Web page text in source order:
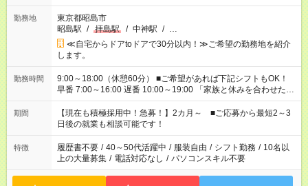
勤務地
東京都昭島市
昭島駅 / 拝島駅 / 中神駅 / …
≪自宅からドアtoドアで30分以内！≫ご希望の勤務地を紹介
します。
勤務時間
9:00～18:00（休憩60分） ■ご希望があれば下記シフトもOK！
早番 7:00～16:00 遅番 10:00～19:00 「家族と休みを合わせた
い」 「余裕を持って夕飯の準備がしたい」 「できれば残業はし
たくない」 など、ご希望を教えてくださいね。 ※Wワーク希望
の方へ 今ご覧のお仕事で希望する勤務時間と、もう1つのお仕事
の勤務時間。 合計で週40時間を超える場合は応募できません。
期間
【現在も積極採用中！急募！】2カ月～ ■ご応募から最短2～3
日後の就業も相談可能です！
特徴 履歴書不要 / 40～50代活躍中 / 服装自由 / シフト勤務 / 10名以
上の大量募集 / 電話対応なし / パソコンスキル不要